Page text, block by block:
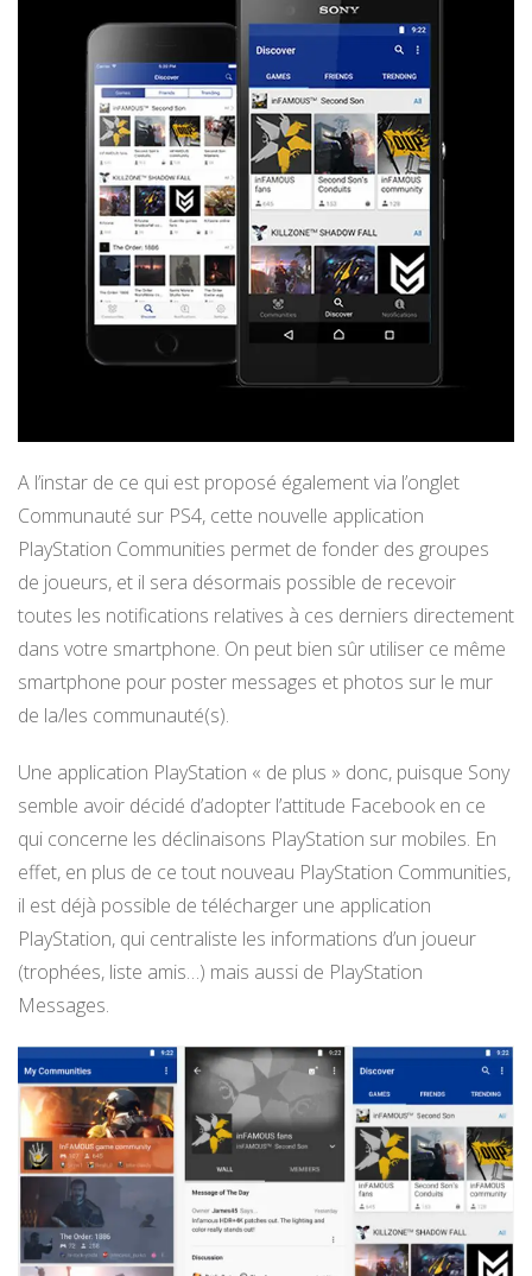
A l’instar de ce qui est proposé également via l’onglet
Communauté sur PS4, cette nouvelle application
PlayStation Communities permet de fonder des groupes
de joueurs, et il sera désormais possible de recevoir
toutes les notifications relatives à ces derniers directement
dans votre smartphone. On peut bien sûr utiliser ce même
smartphone pour poster messages et photos sur le mur
de la/les communauté(s).
Une application PlayStation « de plus » donc, puisque Sony
semble avoir décidé d’adopter l’attitude Facebook en ce
qui concerne les déclinaisons PlayStation sur mobiles. En
effet, en plus de ce tout nouveau PlayStation Communities,
il est déjà possible de télécharger une application
PlayStation, qui centraliste les informations d’un joueur
(trophées, liste amis…) mais aussi de PlayStation
Messages.